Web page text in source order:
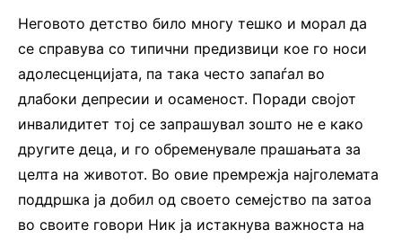
Неговото детство било многу тешко и морал да
се справува со типични предизвици кое го носи
адолесценцијата, па така често запаѓал во
длабоки депресии и осаменост. Поради својот
инвалидитет тој се запрашувал зошто не е како
другите деца, и го обременувале прашањата за
целта на животот. Во овие премрежја најголемата
поддршка ја добил од своето семејство па затоа
во своите говори Ник ја истакнува важноста на